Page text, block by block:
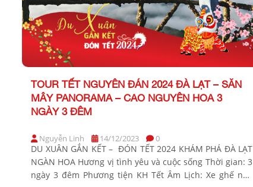
TOUR TẾT NGUYÊN ĐÁN 2024 ĐÀ LẠT – SĂN
MÂY PANORAMA – CAO NGUYÊN HOA 3
NGÀY 3 ĐÊM
Nguyễn Linh 14/12/2023 0
DU XUÂN GẮN KẾT – ĐÓN TẾT 2024 KHÁM PHÁ ĐÀ LẠT
NGÀN HOA Hương vị tình yêu và cuộc sống Thời gian: 3
ngày 3 đêm Phương tiện KH Tết Âm Lịch: Xe ghế ngã